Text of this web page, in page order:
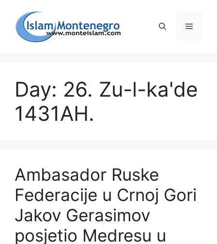
sadržaj
Day: 26. Zu-l-ka'de
1431AH.
Ambasador Ruske
Federacije u Crnoj Gori
Jakov Gerasimov
posjetio Medresu u